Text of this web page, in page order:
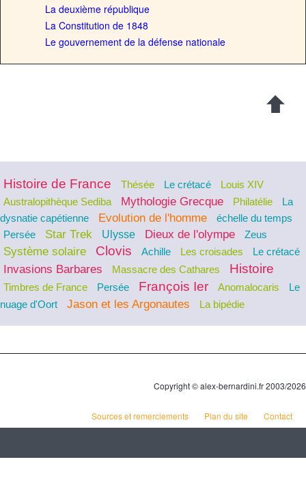
La deuxième république
La Constitution de 1848
Le gouvernement de la défense nationale
Histoire de France Thésée Le crétacé
Louis XIV
Australopithèque Sediba
Mythologie Grecque Philatélie
La
dysnatie capétienne
Evolution de l'homme
échelle du temps
Persée
Star Trek Ulysse Dieux de l'olympe Zeus
Système solaire Clovis Achille Les croisades Le crétacé
Invasions Barbares Massacre des Cathares Histoire
Timbres de France Persée François Ier Anomalocaris
Le
nuage d'Oort
Jason et les Argonautes La bipédie
Copyright © alex-bernardini.fr 2003/2026
Sources et remerciements Plan du site Contact